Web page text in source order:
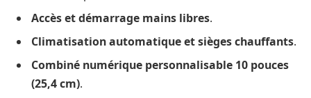
Accès et démarrage mains libres.
Climatisation automatique et sièges chauffants.
Combiné numérique personnalisable 10 pouces
(25,4 cm).